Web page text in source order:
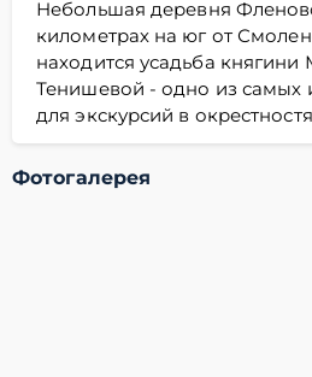
Небольшая деревня
километрах на юг от
находится усадьба
Тенишевой - одно из самых
для экскурсий в
Фотогалерея